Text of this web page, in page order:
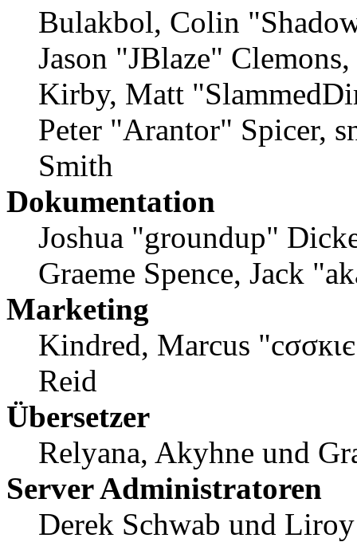
Bulakbol, Colin
Jason "JBlaze"
Kirby, Matt
Peter "Arantor" Spicer,
Smith
Dokumentation
Joshua "groundup"
Graeme Spence, Jack
Marketing
Kindred, Marcus
Reid
Übersetzer
Relyana, Akyhne und
Server Administratoren
Derek Schwab und